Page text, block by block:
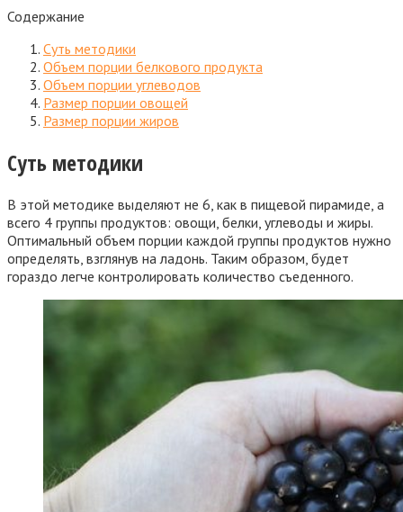
Содержание
Суть методики
Объем порции белкового продукта
Объем порции углеводов
Размер порции овощей
Размер порции жиров
Суть методики
В этой методике выделяют не 6, как в пищевой пирамиде, а
всего 4 группы продуктов: овощи, белки, углеводы и жиры.
Оптимальный объем порции каждой группы продуктов нужно
определять, взглянув на ладонь. Таким образом, будет
гораздо легче контролировать количество съеденного.